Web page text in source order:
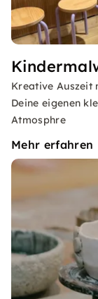
Kreative Auszeit
Deine eigenen
Atmosphre
Mehr erfahren